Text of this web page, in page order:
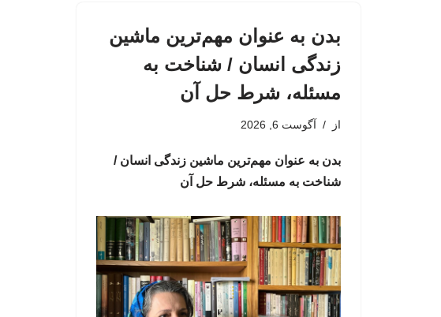
بدن به عنوان مهم‌ترین ماشین
زندگی انسان / شناخت به
مسئله، شرط حل آن
از آگوست 6, 2026
بدن به عنوان مهم‌ترین ماشین زندگی انسان /
شناخت به مسئله، شرط حل آن